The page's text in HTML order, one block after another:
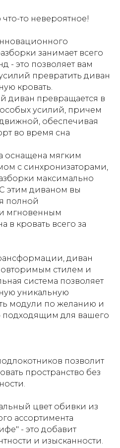
то невероятное!
занимает всего
- это позволяет вам
превратить диван
кровать.
диван превращается в
усилий, причем
обеспечивая
во время сна
оснащена мягким
с синхронизаторами,
максимально
этим диваном вы
полной
мгновенным
в кровать всего за
диван
стилем и
система позволяет
уникальную
модули по желанию и
подходящим для вашего
позволит
пространство без
цвет обивки из
ассортимента
- это добавит
и изысканности.